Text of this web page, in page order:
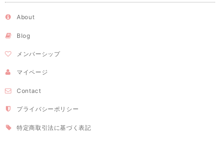
About
Blog
メンバーシップ
マイページ
Contact
プライバシーポリシー
特定商取引法に基づく表記